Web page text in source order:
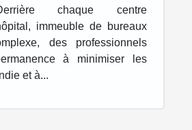
chaque centre
immeuble de bureaux
des professionnels
à minimiser les
et à...